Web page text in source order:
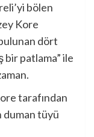
bölen
Kore
dört
bir patlama” ile
tarafından
duman tüyü